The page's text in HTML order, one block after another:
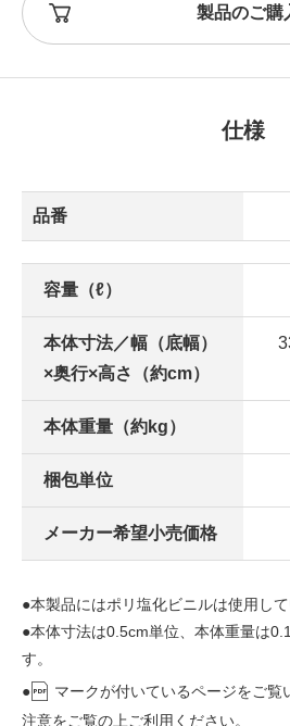
製品のご購
仕様
品番
容量（ℓ）
本体寸法／幅（底幅）
×奥行×高さ（約cm）
本体重量（約kg）
梱包単位
メーカー希望小売価格
●本製品にはポリ塩化ビニルは使用して
●本体寸法は0.5cm単位、本体重量は
す。
●
マークが付いているページをご覧
注意をご覧の上ご利用ください。